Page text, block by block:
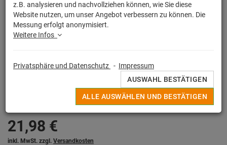
Egal ob witziger Spruch, buntes Motiv oder Lizensierter Print, alle
Deine originellen Kissen werden in Deutschland unter strengen
Qualitätskontrollen hochwertig im Sieb - / Digitaldruckverfahren
21,98 €
inkl. MwSt. zzgl. Versandkosten
z.B. analysieren und nachvollziehen können, wie Sie diese
Website nutzen, um unser Angebot verbessern zu können. Die
Messung erfolgt anonymisiert.
Weitere Infos
Privatsphäre und Datenschutz - Impressum
AUSWAHL BESTÄTIGEN
ALLE AUSWÄHLEN UND BESTÄTIGEN